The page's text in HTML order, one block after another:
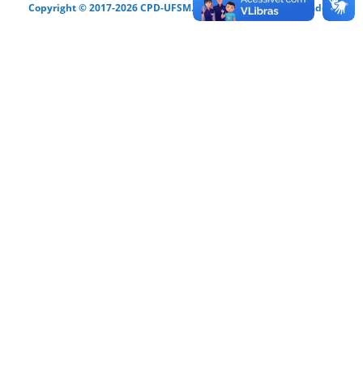
Copyright © 2017-2026 CPD-UFSM. Todos os direitos reservados.